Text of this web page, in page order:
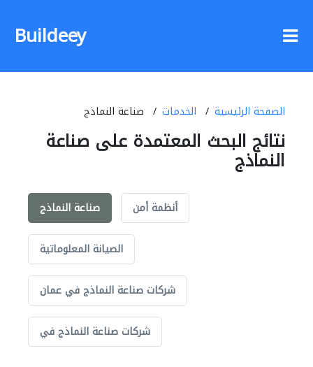
Buildeey
الصفحة الرئيسية الخدمات صناعة النماذج
نتائج البحث المعتمدة على صناعة
النماذج
صناعة النماذج أنظمة أمن
الصيانة المعلوماتية
شركات صناعة النماذج في عمان
شركات صناعة النماذج في